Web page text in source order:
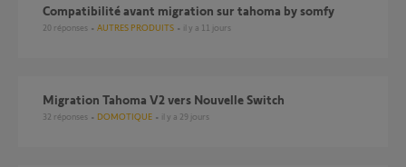
compatibilité avant migration sur tahoma by somfy
20 réponses AUTRES PRODUITS il y a 11 jours
Migration Tahoma V2 vers Nouvelle Switch
32 réponses DOMOTIQUE il y a 29 jours